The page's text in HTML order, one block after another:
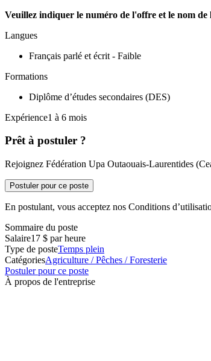
Veuillez indiquer le numéro de l'offre et le nom de
Langues
Français parlé et écrit - Faible
Formations
Diplôme d’études secondaires (DES)
Expérience1 à 6 mois
Prêt à postuler ?
Rejoignez Fédération Upa Outaouais-Laurentides
Postuler pour ce poste
En postulant, vous acceptez nos Conditions
Sommaire du poste
Salaire17 $ par heure
Type de posteTemps plein
CatégoriesAgriculture / Pêches / Foresterie
Postuler pour ce poste
À propos de l'entreprise